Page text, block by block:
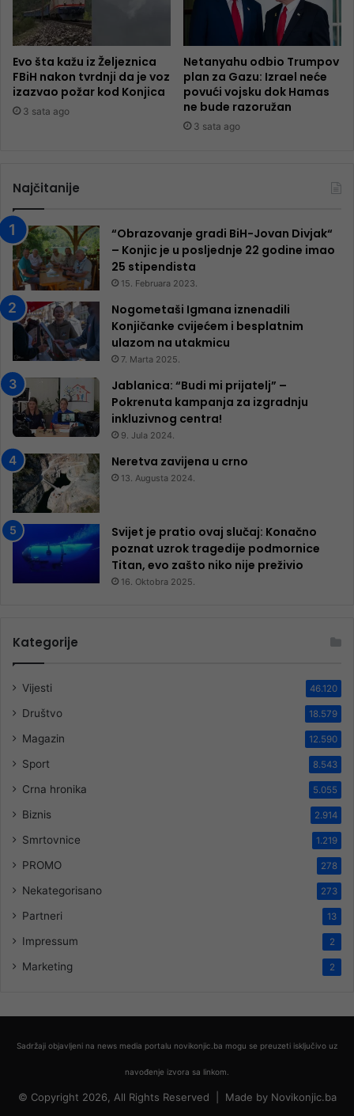
Evo šta kažu iz Željeznica
FBiH nakon tvrdnji da je voz
izazvao požar kod Konjica
3 sata ago
Netanyahu odbio Trumpov
plan za Gazu: Izrael neće
povući vojsku dok Hamas
ne bude razoružan
3 sata ago
Najčitanije
“Obrazovanje gradi BiH-Jovan Divjak“
– Konjic je u posljednje 22 godine imao
25 ​​stipendista
15. Februara 2023.
Nogometaši Igmana iznenadili
Konjičanke cvijećem i besplatnim
ulazom na utakmicu
7. Marta 2025.
Jablanica: “Budi mi prijatelj” –
Pokrenuta kampanja za izgradnju
inkluzivnog centra!
9. Jula 2024.
Neretva zavijena u crno
13. Augusta 2024.
Svijet je pratio ovaj slučaj: Konačno
poznat uzrok tragedije podmornice
Titan, evo zašto niko nije preživio
16. Oktobra 2025.
Kategorije
Vijesti 46.120
Društvo 18.579
Magazin 12.590
Sport 8.543
Crna hronika 5.055
Biznis 2.914
Smrtovnice 1.219
PROMO 278
Nekategorisano 273
Partneri 13
Impressum 2
Marketing 2
Sadržaji objavljeni na news media portalu novikonjic.ba mogu se preuzeti isključivo uz
navođenje izvora sa linkom.
© Copyright 2026, All Rights Reserved | Made by Novikonjic.ba